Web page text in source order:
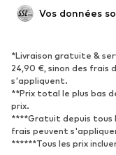
Nouveautés
Baskets
Escarpins et talons
Sandales
Chaussures de sport
Vos données
*Livraison gratuite &
24,90 €, sinon des frais
s'appliquent.
**Prix total le plus bas
prix.
****Gratuit depuis tous
frais peuvent
******Tous les prix